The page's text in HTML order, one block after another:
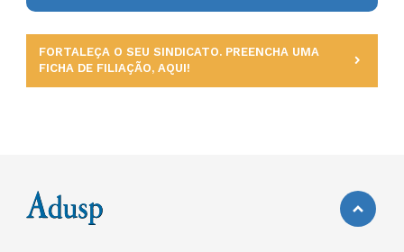
FORTALEÇA O SEU SINDICATO. PREENCHA UMA
FICHA DE FILIAÇÃO, AQUI!